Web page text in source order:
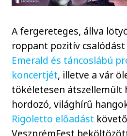
A fergereteges, állva
roppant pozitív
Emerald és táncoslábú
koncertjét, illetve a vár
tökéletesen átszellemült
hordozó, világhírű
Rigoletto előadást
VeszprémFest